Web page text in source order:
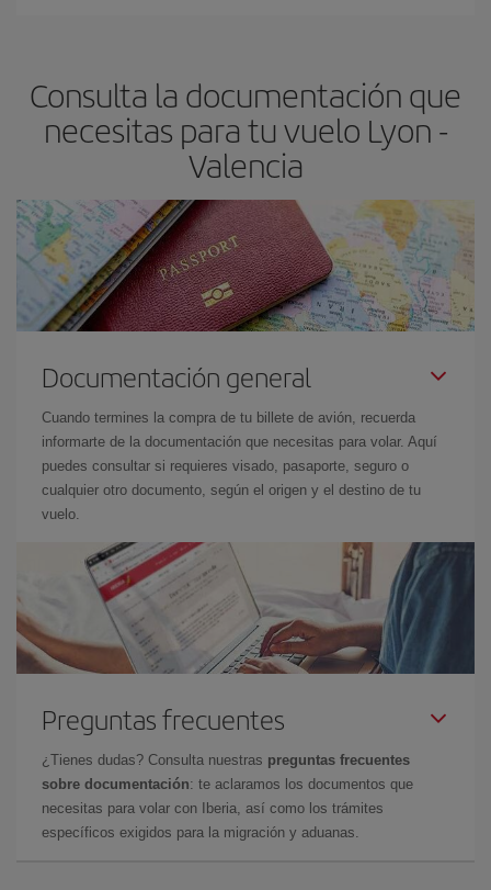
avión más baratos te saldrán. Además, si buscas los vuelos con
las fechas y los horarios del viaje un poco abiertos, podráselegir
el precio más barato.
Consulta la documentación que
necesitas para tu vuelo Lyon -
Valencia
Documentación general
Cuando termines la compra de tu billete de avión, recuerda
informarte de la documentación que necesitas para volar. Aquí
puedes consultar si requieres visado, pasaporte, seguro o
cualquier otro documento, según el origen y el destino de tu
vuelo.
Preguntas frecuentes
¿Tienes dudas? Consulta nuestras preguntas frecuentes
sobre documentación: te aclaramos los documentos que
necesitas para volar con Iberia, así como los trámites
específicos exigidos para la migración y aduanas.